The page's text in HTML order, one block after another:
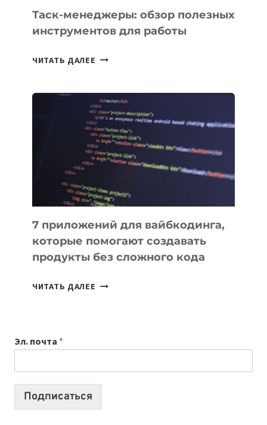
СЕГОДНЯ
Таск-менеджеры: обзор полезных
инструментов для работы
ЧИТАТЬ ДАЛЕЕ ТАСК-
ПОЛЕЗНЫХ
ИНСТРУМЕНТОВ
ДЛЯ
РАБОТЫ
7 приложений для вайбкодинга,
которые помогают создавать
продукты без сложного кода
ЧИТАТЬ ДАЛЕЕ
СОЗДАВАТЬ
ПРОДУКТЫ
Эл. почта *
Подписаться